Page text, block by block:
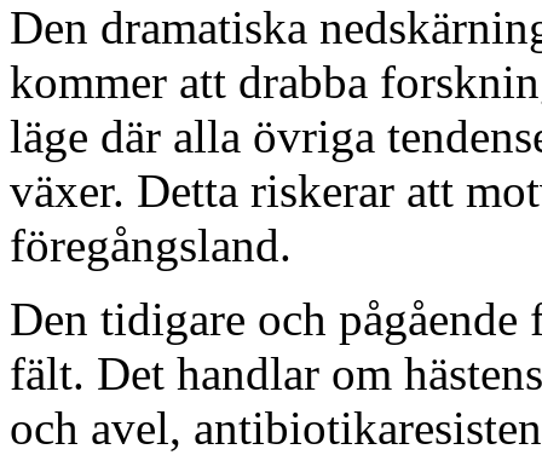
Den dramatiska
kommer att drabba
läge där alla övriga
växer. Detta riskerar att
föregångsland.
Den tidigare och
fält. Det handlar om
och avel,